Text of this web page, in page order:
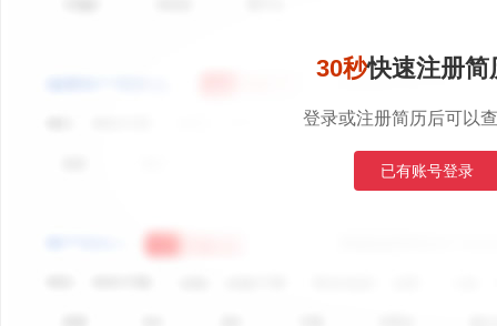
30秒快速注册简
登录或注册简历后可以
已有账号登录